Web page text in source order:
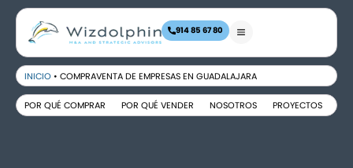
914 85 67 80
INICIO • COMPRAVENTA DE EMPRESAS EN GUADALAJARA
POR QUÉ COMPRAR POR QUÉ VENDER NOSOTROS PROYECTOS